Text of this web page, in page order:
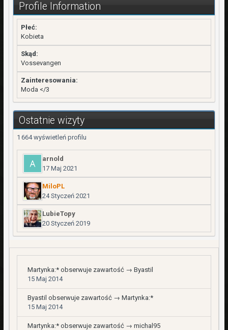
Profile Information
Płeć:
Kobieta
Skąd:
Vossevangen
Zainteresowania:
Moda </3
Ostatnie wizyty
1 664 wyświetleń profilu
arnold
17 Maj 2021
MiloPL
24 Styczeń 2021
LubieTopy
20 Styczeń 2019
Martynka:*obserwuje zawartość → Byastil
15 Maj 2014
Byastil obserwuje zawartość → Martynka:*
15 Maj 2014
Martynka:*obserwuje zawartość → michal95